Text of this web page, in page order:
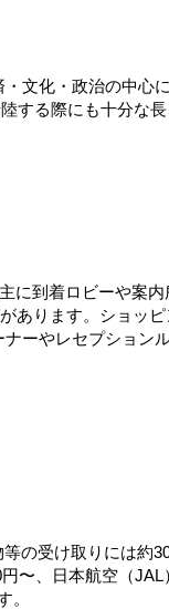
文化・政治の中心
する際にも十分な長
に到着ロビーや案内
あります。ショッ
ーやレセプション
の受け取りには約
〜、日本航空（JAL
。